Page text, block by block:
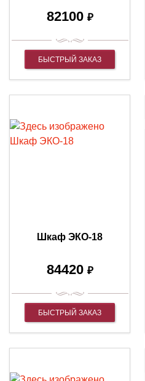
82100 ₽
БЫСТРЫЙ ЗАКАЗ
Шкаф ЭКО-18
84420 ₽
БЫСТРЫЙ ЗАКАЗ